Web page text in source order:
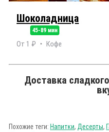
Шоколадница
45-89 мин
От 1 ₽ Кофе
Доставка
Похожие теги: Напитки, Десерты,